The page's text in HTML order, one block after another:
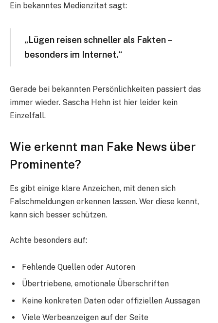
Ein bekanntes Medienzitat sagt:
„Lügen reisen schneller als Fakten –
besonders im Internet.“
Gerade bei bekannten Persönlichkeiten passiert das
immer wieder. Sascha Hehn ist hier leider kein
Einzelfall.
Wie erkennt man Fake News über
Prominente?
Es gibt einige klare Anzeichen, mit denen sich
Falschmeldungen erkennen lassen. Wer diese kennt,
kann sich besser schützen.
Achte besonders auf:
Fehlende Quellen oder Autoren
Übertriebene, emotionale Überschriften
Keine konkreten Daten oder offiziellen Aussagen
Viele Werbeanzeigen auf der Seite